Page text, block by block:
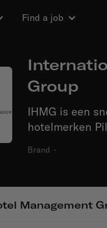
Find a job
Group
IHMG is een
hotelmerken
Brand ·
Management